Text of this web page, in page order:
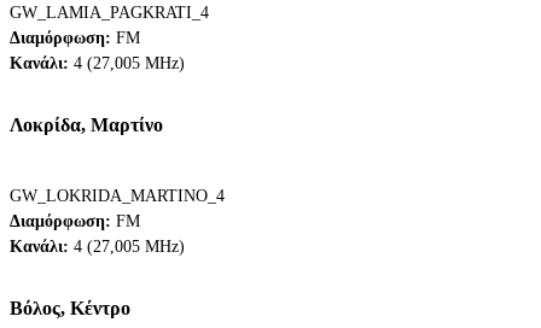
GW_LAMIA_PAGKRATI_4
Διαμόρφωση: FM
Κανάλι: 4 (27,005 MHz)
Λοκρίδα, Μαρτίνο
GW_LOKRIDA_MARTINO_4
Διαμόρφωση: FM
Κανάλι: 4 (27,005 MHz)
Bόλος, Κέντρο